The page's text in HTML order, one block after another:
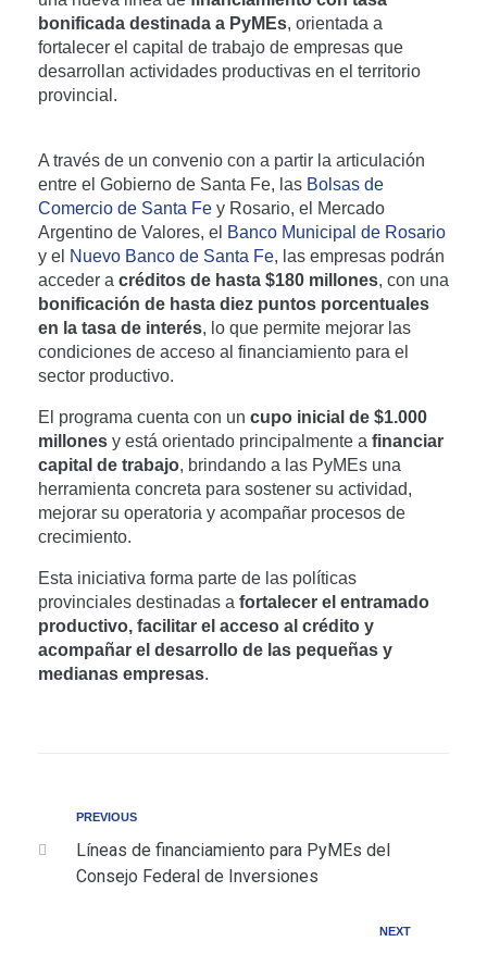
bonificada destinada a PyMEs, orientada a
fortalecer el capital de trabajo de empresas que
desarrollan actividades productivas en el territorio
provincial.
A través de un convenio con a partir la articulación
entre el Gobierno de Santa Fe, las Bolsas de
Comercio de Santa Fe y Rosario, el Mercado
Argentino de Valores, el Banco Municipal de Rosario
y el Nuevo Banco de Santa Fe, las empresas podrán
acceder a créditos de hasta $180 millones, con una
bonificación de hasta diez puntos porcentuales
en la tasa de interés, lo que permite mejorar las
condiciones de acceso al financiamiento para el
sector productivo.
El programa cuenta con un cupo inicial de $1.000
millones y está orientado principalmente a financiar
capital de trabajo, brindando a las PyMEs una
herramienta concreta para sostener su actividad,
mejorar su operatoria y acompañar procesos de
crecimiento.
Esta iniciativa forma parte de las políticas
provinciales destinadas a fortalecer el entramado
productivo, facilitar el acceso al crédito y
acompañar el desarrollo de las pequeñas y
medianas empresas.
Navegación
de
Previous
PREVIOUS
Líneas de financiamiento para PyMEs del
Consejo Federal de Inversiones
NEXT